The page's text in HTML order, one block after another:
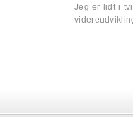
Jeg er lidt i